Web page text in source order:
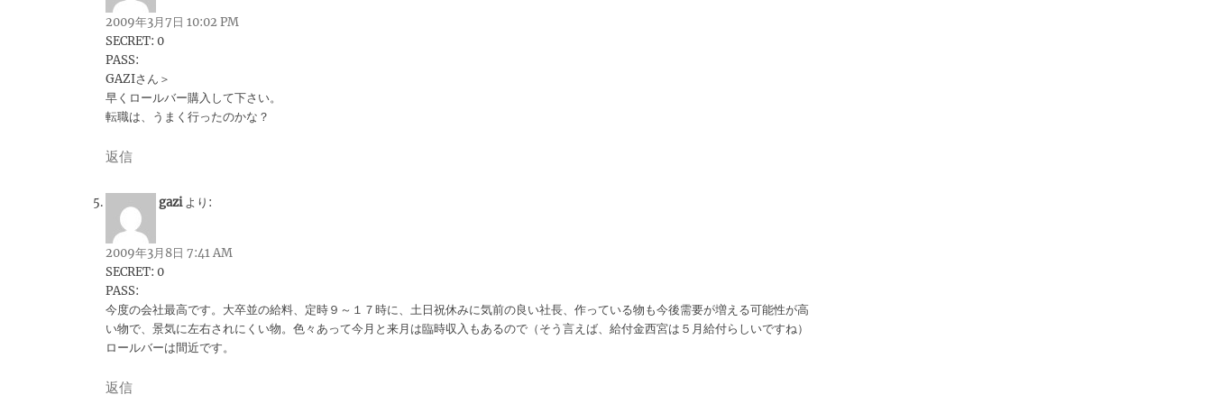
2009年3月7日 10:02 PM
SECRET: 0
PASS:
GAZIさん＞
早くロールバー購入して下さい。
転職は、うまく行ったのかな？
返信
gazi より:
2009年3月8日 7:41 AM
SECRET: 0
PASS:
今度の会社最高です。大卒並の給料、定時９～１７時に、土日祝休みに気前の良い社長、作っている物も今後需要が増える可能性が高
い物で、景気に左右されにくい物。色々あって今月と来月は臨時収入もあるので（そう言えば、給付金西宮は５月給付らしいですね）
ロールバーは間近です。
返信